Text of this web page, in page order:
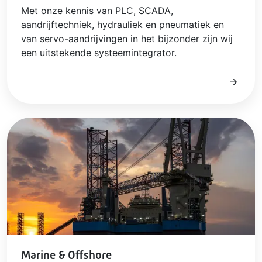
Met onze kennis van PLC, SCADA,
aandrijftechniek, hydrauliek en pneumatiek en
van servo-aandrijvingen in het bijzonder zijn wij
een uitstekende systeemintegrator.
Marine & Offshore